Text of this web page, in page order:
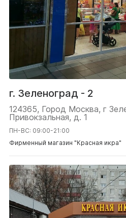
г. Зеленоград - 2
124365, Город Москва, г
Привокзальная, д. 1
ПН-ВС: 09:00-21:00
Фирменный магазин "Красная икра"